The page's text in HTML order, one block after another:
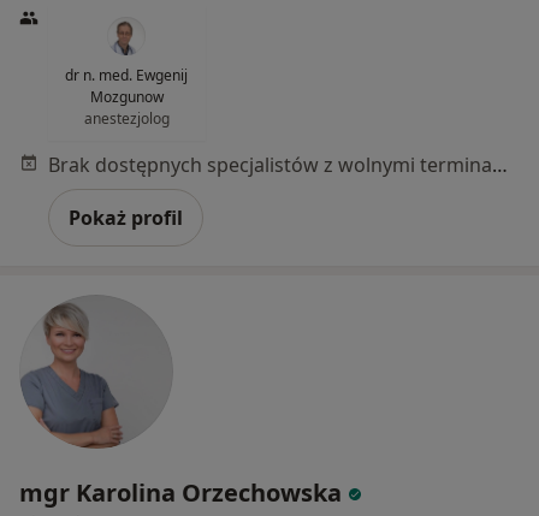
dr n. med. Ewgenij
Mozgunow
anestezjolog
Brak dostępnych specjalistów z wolnymi terminami w tym centrum medycznym.
Pokaż profil
mgr Karolina Orzechowska